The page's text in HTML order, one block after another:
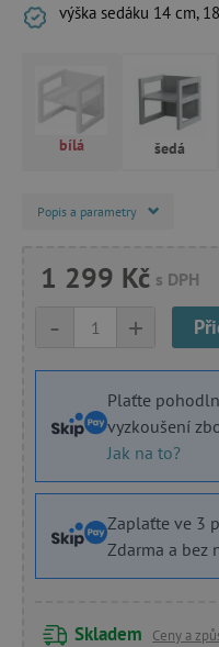
výška sedáku 14 cm,
bílá šedá
Popis a parametry
1 299 Kč s DPH
+
-
Plaťte
vyzkoušení
Jak na to?
Zaplaťte ve 3
Zdarma a bez
Skladem Ceny a